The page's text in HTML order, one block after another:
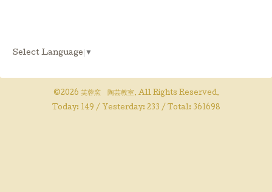
Select Language ▼
©2026 芙蓉窯 陶芸教室. All Rights Reserved.
Today: 149 / Yesterday: 233 / Total: 361698